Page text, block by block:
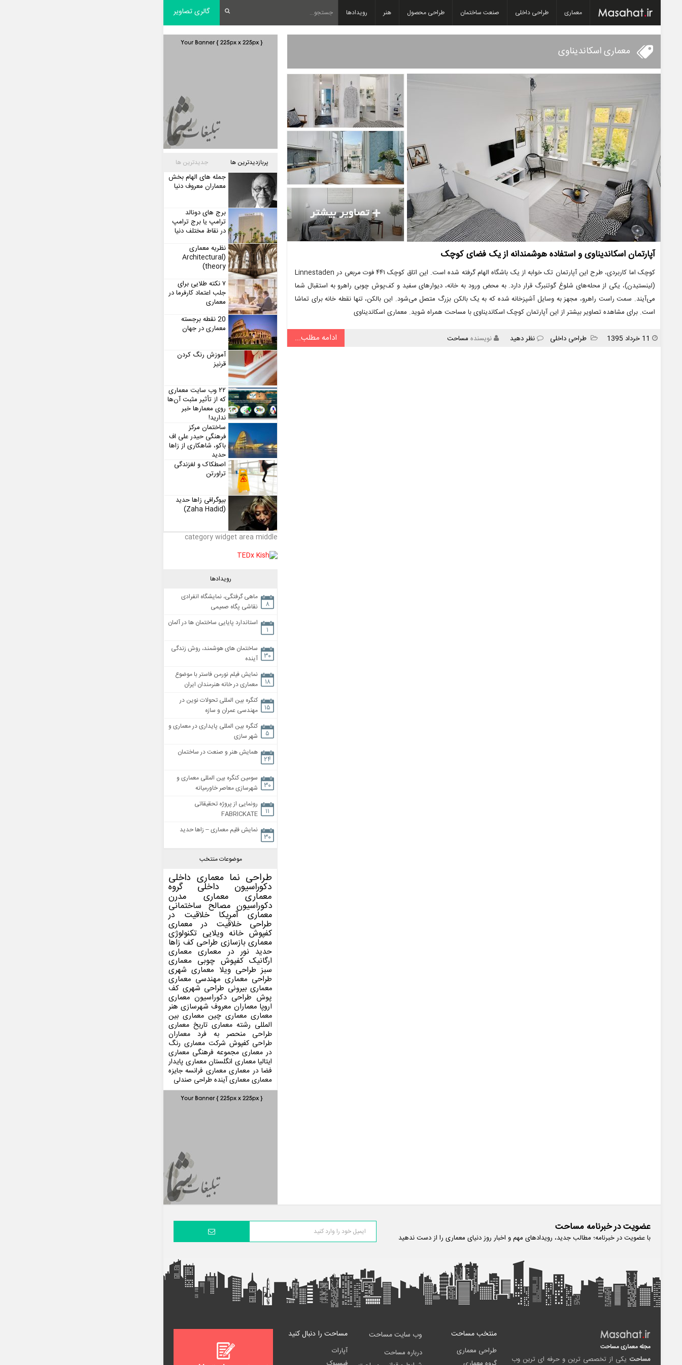
معماری طراحی داخلی صنعت ساختمان طراحی محصول هنر رویدادها گالری تصاویر
معماری اسکاندیناوی
آپارتمان اسکاندیناوی و استفاده هوشمندانه از یک فضای کوچک
کوچک اما کاربردی، طرح این آپارتمان تک خوابه از یک باشگاه الهام گرفته شده است. این اتاق کوچک ۴۴۱ فوت مربعی در Linnestaden
(لینستیدن)، یکی از محله‌های شلوغ گوتنبرگ قرار دارد. به محض ورود به خانه، دیوارهای سفید و کف‌پوش چوبی راهرو به استقبال شما
می‌آیند. سمت راست راهرو، مجهز به وسایل آشپزخانه شده که به یک بالکن بزرگ متصل می‌شود. این بالکن، تنها نقطه خانه برای تماشا
است. برای مشاهده تصاویر بیشتر از این آپارتمان کوچک اسکاندیناوی با مساحت همراه شوید. معماری اسکاندیناوی
انتشار
11 خرداد 1395
دسته
طراحی داخلی نظر دهید نویسنده مساحت ادامه مطلب...
پربازدیدترین ها جدیدترین ها
جمله های الهام بخش
معماران معروف دنیا
برج های دونالد
ترامپ یا برج ترامپ
در نقاط مختلف دنیا
نظریه معماری
(Architectural
theory)
۷ نکته طلایی برای
جلب اعتماد کارفرما در
معماری
20 نقطه برجسته
معماری در جهان
آموزش رنگ کردن
قرنیز
۲۲ وب سایت معماری
که از تأثیر مثبت آن‌ها
روی معمارها خبر
ندارید!
ساختمان مرکز
فرهنگی حیدر علی اف
باکو، شاهکاری از زاها
حدید
اصطکاک و لغزندگی
تراورتن
بیوگرافی زاها حدید
(Zaha Hadid)
category widget area middle
رویدادها
۸
ماهی گرفتگی، نمایشگاه انفرادی
نقاشی پگاه صمیمی
۱
استاندارد پایایی ساختمان ها در آلمان
۳۰
ساختمان های هوشمند، روش زندگی
آینده
۱۸
نمایش فیلم نورمن فاستر با موضوع
معماری در خانه هنرمندان ایران
۱۵
کنگره بین المللی تحولات نوین در
مهندسی عمران و سازه
۵
کنگره بین المللی پایداری در معماری و
شهر سازی
۲۴
همایش هنر و صنعت در ساختمان
۳۰
سومین کنگره بین المللی معماری و
شهرسازی معاصر خاورمیانه
۱۱
رونمایی از پروژه تحقیقاتی
FABRICKATE
۳۰
نمایش فلیم معماری – زاها حدید
موضوعات منتخب
طراحی نما معماری داخلی
دکوراسیون داخلی گروه
معماری معماری مدرن
دکوراسیون مصالح ساختمانی
معماری آمریکا خلاقیت در
طراحی خلاقیت در معماری
کفپوش خانه ویلایی تکنولوژی
معماری بازسازی طراحی کف زاها
حدید نور در معماری معماری
ارگانیک کفپوش چوبی معماری
سبز طراحی ویلا معماری شهری
طراحی معماری مهندسی معماری
معماری بیرونی طراحی شهری کف
پوش طراحی دکوراسیون معماری
اروپا معماران معروف شهرسازی هنر
معماری معماری چین معماری بین
المللی رشته معماری تاریخ معماری
طراحی منحصر به فرد معماران
طراحی کفپوش شرکت معماری رنگ
در معماری مجموعه فرهنگی معماری
ایتالیا معماری انگلستان معماری پایدار
فضا در معماری معماری فرانسه جایزه
معماریمعماری آیندهطراحی صندلی
عضویت در خبرنامه مساحت
با عضویت در خبرنامه؛ مطالب جدید، رویدادهای مهم و اخبار روز دنیای معماری را از دست ندهید
مجله معماری مساحت
مساحت یکی از تخصصی ترین و حرفه ای ترین وب
منتخب مساحت
طراحی معماری
وب سایت مساحت
درباره مساحت
مساحت را دنبال کنید
آپارات